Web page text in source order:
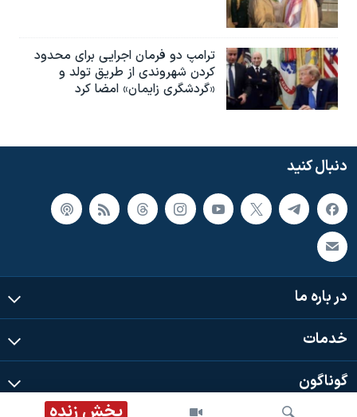
ترامپ دو فرمان اجرایی برای محدود
کردن شهروندی از طریق تولد و
«گردشگری زایمان» امضا کرد
دنبال کنید
در باره ما
خدمات
گوناگون